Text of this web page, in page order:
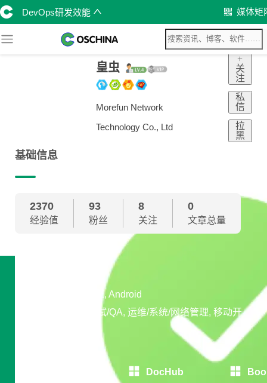
DevOps研发效能 媒体矩
皇虫
Morefun Network
Technology Co., Ltd
+
关
注
私
信
拉
黑
基础信息
2370
经验值
93
粉丝
8
关注
0
文章总量
专长领域：Java EE, Android
开发平台：软件测试/QA, 运维/系统/网络管理, 移动开
DocHub